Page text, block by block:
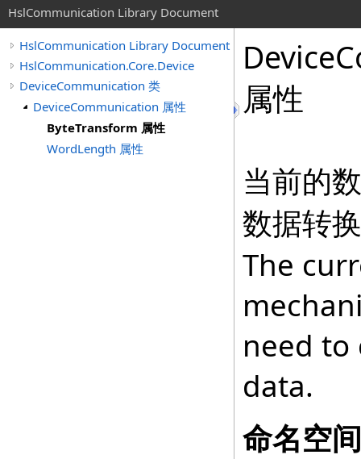
HslCommunication Library Document
HslCommunication Library Document
HslCommunication.Core.Device
DeviceCommunication 类
DeviceCommunication 属性
ByteTransform 属性
WordLength 属性
属性
当前的
数据转
The
need
data.
命名空